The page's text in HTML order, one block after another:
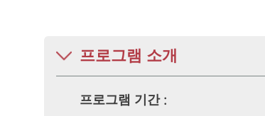
프로그램 소개
프로그램 기간 :